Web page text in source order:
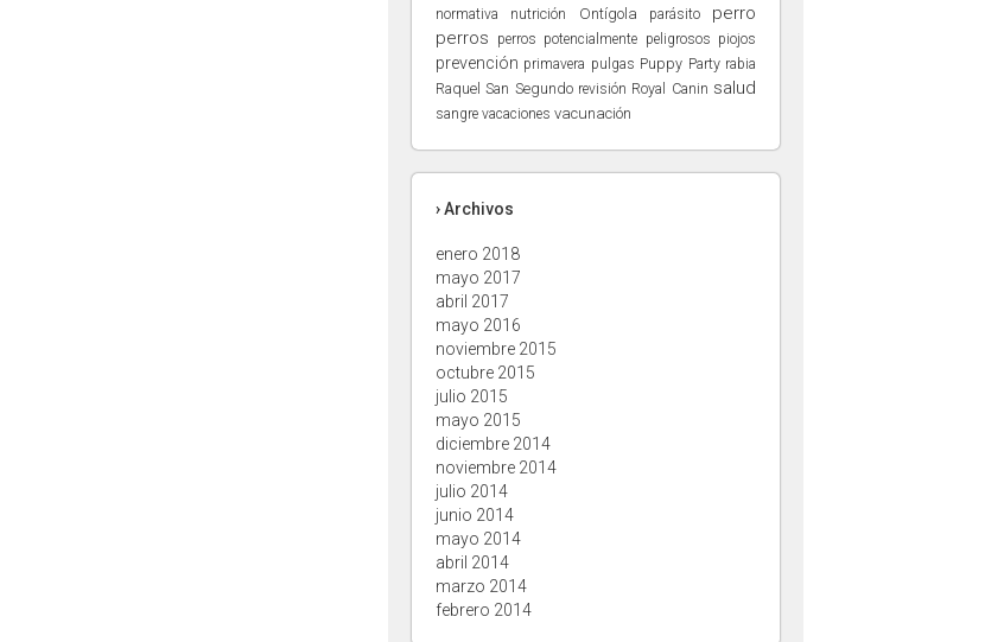
normativa nutrición Ontígola parásito
perro
perros
perros potencialmente peligrosos piojos
prevención primavera pulgas Puppy Party rabia
Raquel San Segundo revisión Royal Canin salud
sangre vacaciones vacunación
› Archivos
enero 2018
mayo 2017
abril 2017
mayo 2016
noviembre 2015
octubre 2015
julio 2015
mayo 2015
diciembre 2014
noviembre 2014
julio 2014
junio 2014
mayo 2014
abril 2014
marzo 2014
febrero 2014